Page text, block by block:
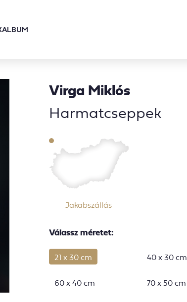
Virga Miklós
Harmatcseppek
Jakabszállás
Válassz méretet:
21 x 30 cm 40 x 30 cm
60 x 40 cm 70 x 50 cm